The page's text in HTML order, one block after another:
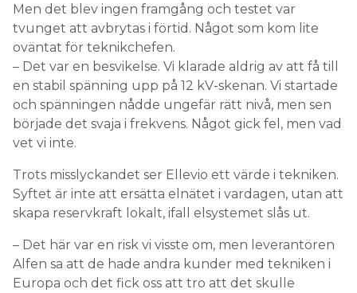
Men det blev ingen framgång och testet var
tvunget att avbrytas i förtid. Något som kom lite
oväntat för teknikchefen.
– Det var en besvikelse. Vi klarade aldrig av att få till
en stabil spänning upp på 12 kV-skenan. Vi startade
och spänningen nådde ungefär rätt nivå, men sen
började det svaja i frekvens. Något gick fel, men vad
vet vi inte.
Trots misslyckandet ser Ellevio ett värde i tekniken.
Syftet är inte att ersätta elnätet i vardagen, utan att
skapa reservkraft lokalt, ifall elsystemet slås ut.
– Det här var en risk vi visste om, men leverantören
Alfen sa att de hade andra kunder med tekniken i
Europa och det fick oss att tro att det skulle